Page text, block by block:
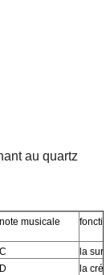
au quartz
note musicale
C
la
D
la